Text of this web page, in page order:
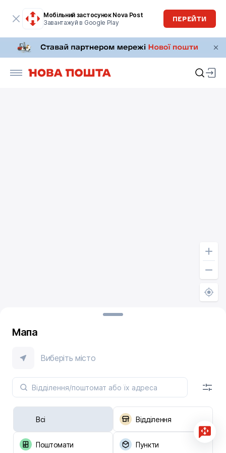
Мобільний застосунок Nova Post
Завантажуй в Google Play
ПЕРЕЙТИ
Мапа
Виберіть місто
Всі Відділення
Поштомати Пункти